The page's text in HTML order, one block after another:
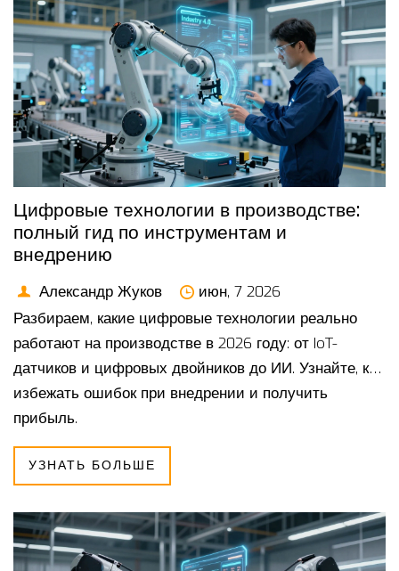
Цифровые технологии в производстве:
полный гид по инструментам и
внедрению
Александр Жуков
июн, 7 2026
Разбираем, какие цифровые технологии реально
работают на производстве в 2026 году: от IoT-
датчиков и цифровых двойников до ИИ. Узнайте, как
избежать ошибок при внедрении и получить
прибыль.
УЗНАТЬ БОЛЬШЕ